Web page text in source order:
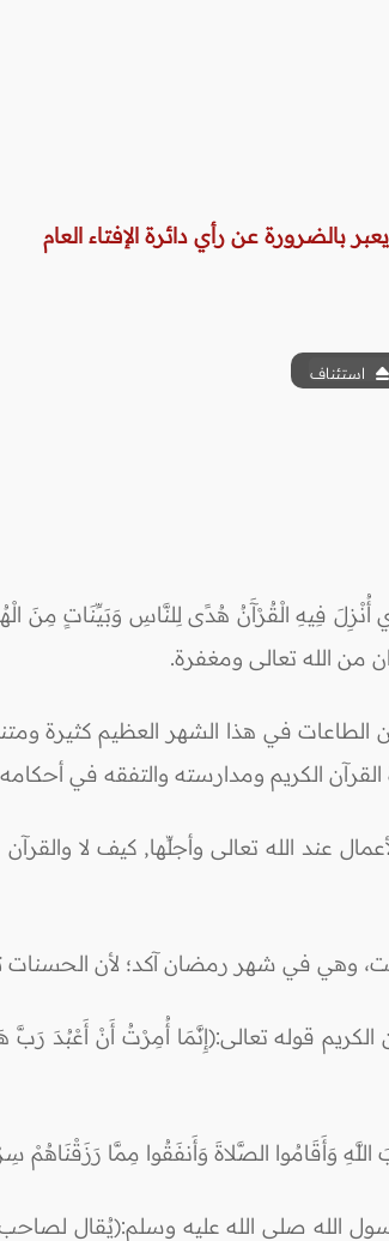
بالضرورة عن رأي دائرة الإفتاء العام
استئناف
من الله تعالى ومغفرة.
الطاعات في هذا الشهر العظيم كثيرة
القرآن الكريم ومدارسته والتفقه في
عند الله تعالى وأجلِّها, كيف لا
وهي في شهر رمضان آكد؛ لأن
الكريم قوله تعالى:(إِنَّمَا أُمِرْتُ أَنْ أَعْبُدَ
وَأَقَامُوا الصَّلاةَ وَأَنفَقُوا مِمَّا رَزَقْنَاهُمْ
الله صلى الله عليه وسلم:(يُقال لصاحب